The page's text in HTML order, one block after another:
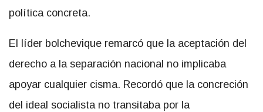
política concreta.
El líder bolchevique remarcó que la aceptación del
derecho a la separación nacional no implicaba
apoyar cualquier cisma. Recordó que la concreción
del ideal socialista no transitaba por la